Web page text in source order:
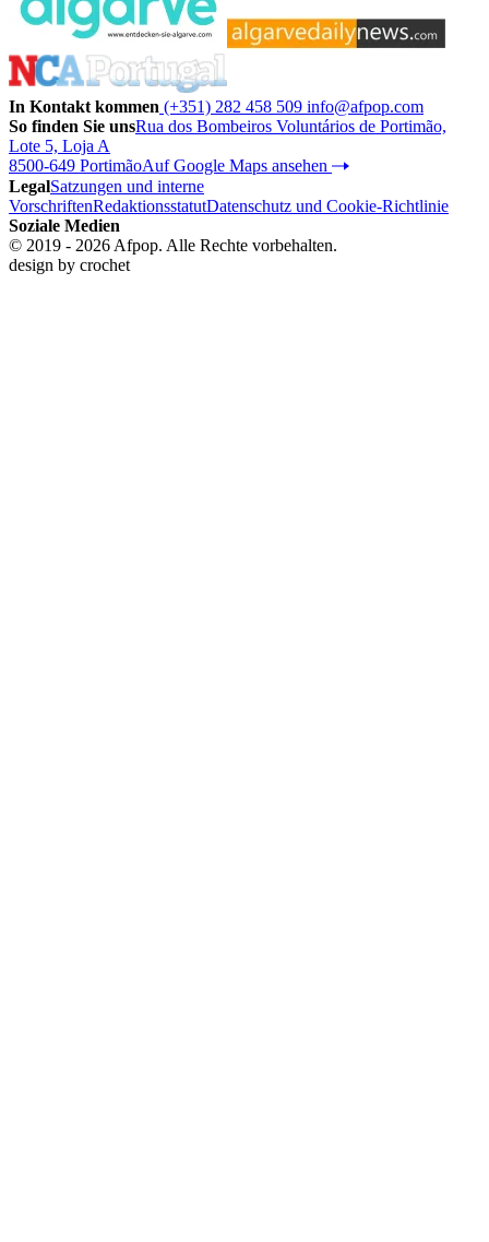
In Kontakt kommen (+351) 282 458 509 info@afpop.com
So finden Sie unsRua dos Bombeiros Voluntários de Portimão,
Lote 5, Loja A
8500-649 PortimãoAuf Google Maps ansehen
LegalSatzungen und interne
VorschriftenRedaktionsstatutDatenschutz und Cookie-Richtlinie
Soziale Medien
© 2019 - 2026 Afpop. Alle Rechte vorbehalten.
design by crochet